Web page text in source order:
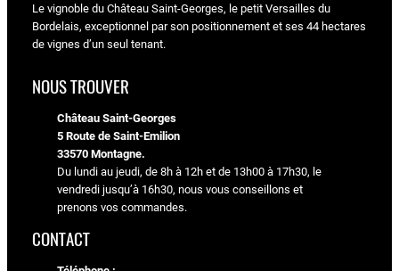
Le vignoble du Château Saint-Georges, le petit Versailles du
Bordelais, exceptionnel par son positionnement et ses 44 hectares
de vignes d’un seul tenant.
NOUS TROUVER
Château Saint-Georges
5 Route de Saint-Emilion
33570 Montagne.
Du lundi au jeudi, de 8h à 12h et de 13h00 à 17h30, le
vendredi jusqu’à 16h30, nous vous conseillons et
prenons vos commandes.
CONTACT